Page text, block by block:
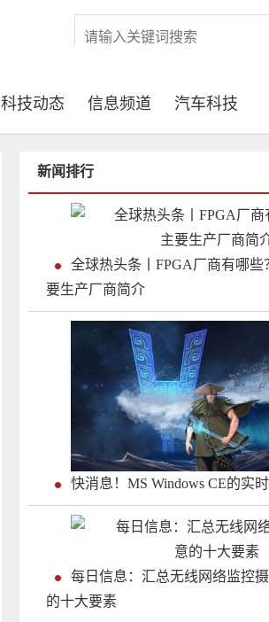
科技动态 信息频道 汽车科技
新闻排行
全球热头条丨FPGA厂商有哪些
要生产厂商简介
快消息！MS Windows CE的实
每日信息：汇总无线网络监控
的十大要素